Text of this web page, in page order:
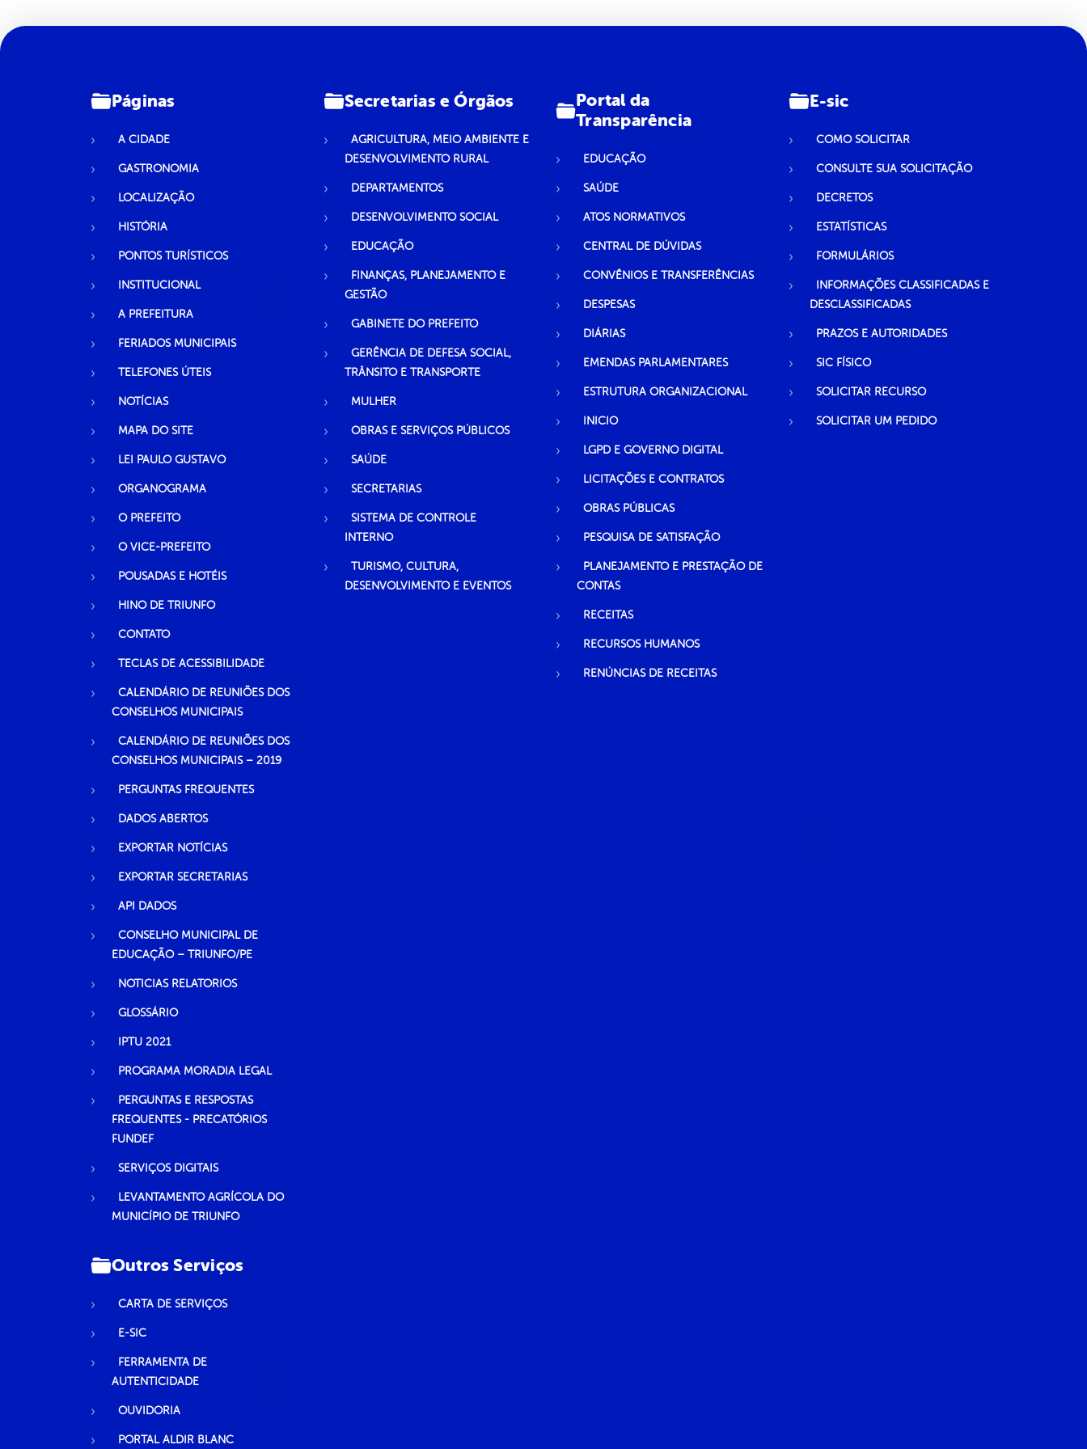
Páginas
A CIDADE
GASTRONOMIA
LOCALIZAÇÃO
HISTÓRIA
PONTOS TURÍSTICOS
INSTITUCIONAL
A PREFEITURA
FERIADOS MUNICIPAIS
TELEFONES ÚTEIS
NOTÍCIAS
MAPA DO SITE
LEI PAULO GUSTAVO
ORGANOGRAMA
O PREFEITO
O VICE-PREFEITO
POUSADAS E HOTÉIS
HINO DE TRIUNFO
CONTATO
TECLAS DE ACESSIBILIDADE
CALENDÁRIO DE REUNIÕES DOS
CONSELHOS MUNICIPAIS
CALENDÁRIO DE REUNIÕES DOS
CONSELHOS MUNICIPAIS – 2019
PERGUNTAS FREQUENTES
DADOS ABERTOS
EXPORTAR NOTÍCIAS
EXPORTAR SECRETARIAS
API DADOS
CONSELHO MUNICIPAL DE
EDUCAÇÃO – TRIUNFO/PE
NOTICIAS RELATORIOS
GLOSSÁRIO
IPTU 2021
PROGRAMA MORADIA LEGAL
PERGUNTAS E RESPOSTAS
FREQUENTES - PRECATÓRIOS
FUNDEF
SERVIÇOS DIGITAIS
LEVANTAMENTO AGRÍCOLA DO
MUNICÍPIO DE TRIUNFO
Secretarias e Órgãos
AGRICULTURA, MEIO AMBIENTE E
DESENVOLVIMENTO RURAL
DEPARTAMENTOS
DESENVOLVIMENTO SOCIAL
EDUCAÇÃO
FINANÇAS, PLANEJAMENTO E
GESTÃO
GABINETE DO PREFEITO
GERÊNCIA DE DEFESA SOCIAL,
TRÂNSITO E TRANSPORTE
MULHER
OBRAS E SERVIÇOS PÚBLICOS
SAÚDE
SECRETARIAS
SISTEMA DE CONTROLE
INTERNO
TURISMO, CULTURA,
DESENVOLVIMENTO E EVENTOS
Portal da
Transparência
EDUCAÇÃO
SAÚDE
ATOS NORMATIVOS
CENTRAL DE DÚVIDAS
CONVÊNIOS E TRANSFERÊNCIAS
DESPESAS
DIÁRIAS
EMENDAS PARLAMENTARES
ESTRUTURA ORGANIZACIONAL
INICIO
LGPD E GOVERNO DIGITAL
LICITAÇÕES E CONTRATOS
OBRAS PÚBLICAS
PESQUISA DE SATISFAÇÃO
PLANEJAMENTO E PRESTAÇÃO DE
CONTAS
RECEITAS
RECURSOS HUMANOS
RENÚNCIAS DE RECEITAS
E-sic
COMO SOLICITAR
CONSULTE SUA SOLICITAÇÃO
DECRETOS
ESTATÍSTICAS
FORMULÁRIOS
INFORMAÇÕES CLASSIFICADAS E
DESCLASSIFICADAS
PRAZOS E AUTORIDADES
SIC FÍSICO
SOLICITAR RECURSO
SOLICITAR UM PEDIDO
Outros Serviços
CARTA DE SERVIÇOS
E-SIC
FERRAMENTA DE
AUTENTICIDADE
OUVIDORIA
PORTAL ALDIR BLANC